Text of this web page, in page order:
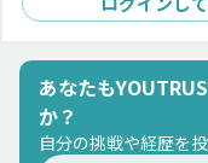
あなたも
か？
自分の挑戦や経歴を